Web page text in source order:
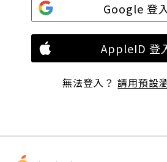
Google 登
AppleID 登
無法登入？請用預設